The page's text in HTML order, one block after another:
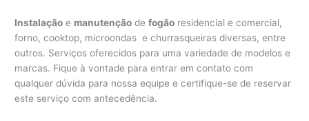
Instalação e manutenção defogão residencial e comercial,
forno, cooktop, microondas e churrasqueiras diversas, entre
outros. Serviços oferecidos para uma variedade de modelos e
marcas. Fique à vontade para entrar em contato com
qualquer dúvida para nossa equipe e certifique-se de reservar
este serviço com antecedência.